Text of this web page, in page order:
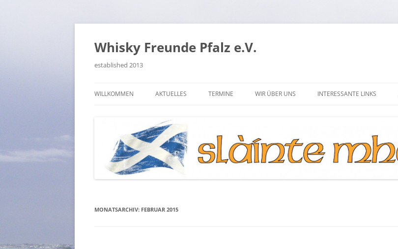
Zum
springen
Whisky Freunde Pfalz e.V.
established 2013
WILLKOMMEN AKTUELLES
BEITRÄGE SUCHEN
TERMINE WIR ÜBER UNS
MITGLIEDERVERWALTUNG
INTERESSANTE LINKS
MONATSARCHIV: FEBRUAR 2015